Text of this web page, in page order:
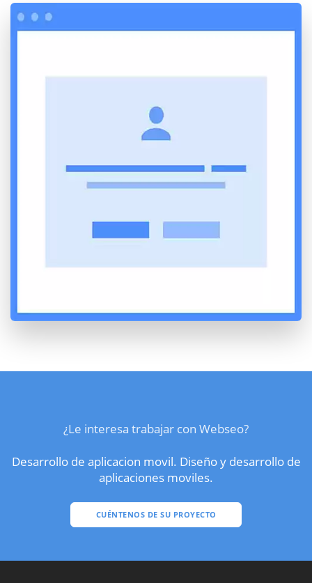
¿Le interesa trabajar con Webseo?
Desarrollo de aplicacion movil. Diseño y desarrollo de
aplicaciones moviles.
CUÉNTENOS DE SU PROYECTO